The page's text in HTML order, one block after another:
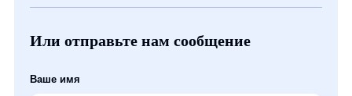
Или отправьте нам сообщение
Ваше имя